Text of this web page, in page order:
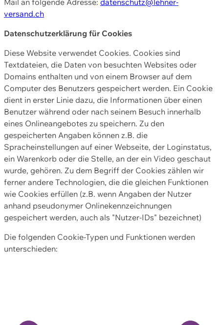
versand.ch
Datenschutzerklärung für Cookies
Diese Website verwendet Cookies. Cookies sind
Textdateien, die Daten von besuchten Websites oder
Domains enthalten und von einem Browser auf dem
Computer des Benutzers gespeichert werden. Ein Cookie
dient in erster Linie dazu, die Informationen über einen
Benutzer während oder nach seinem Besuch innerhalb
eines Onlineangebotes zu speichern. Zu den
gespeicherten Angaben können z.B. die
Spracheinstellungen auf einer Webseite, der Loginstatus,
ein Warenkorb oder die Stelle, an der ein Video geschaut
wurde, gehören. Zu dem Begriff der Cookies zählen wir
ferner andere Technologien, die die gleichen Funktionen
wie Cookies erfüllen (z.B. wenn Angaben der Nutzer
anhand pseudonymer Onlinekennzeichnungen
gespeichert werden, auch als "Nutzer-IDs" bezeichnet)
Die folgenden Cookie-Typen und Funktionen werden
unterschieden: